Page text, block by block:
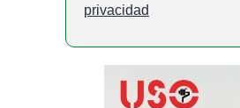
privacidad